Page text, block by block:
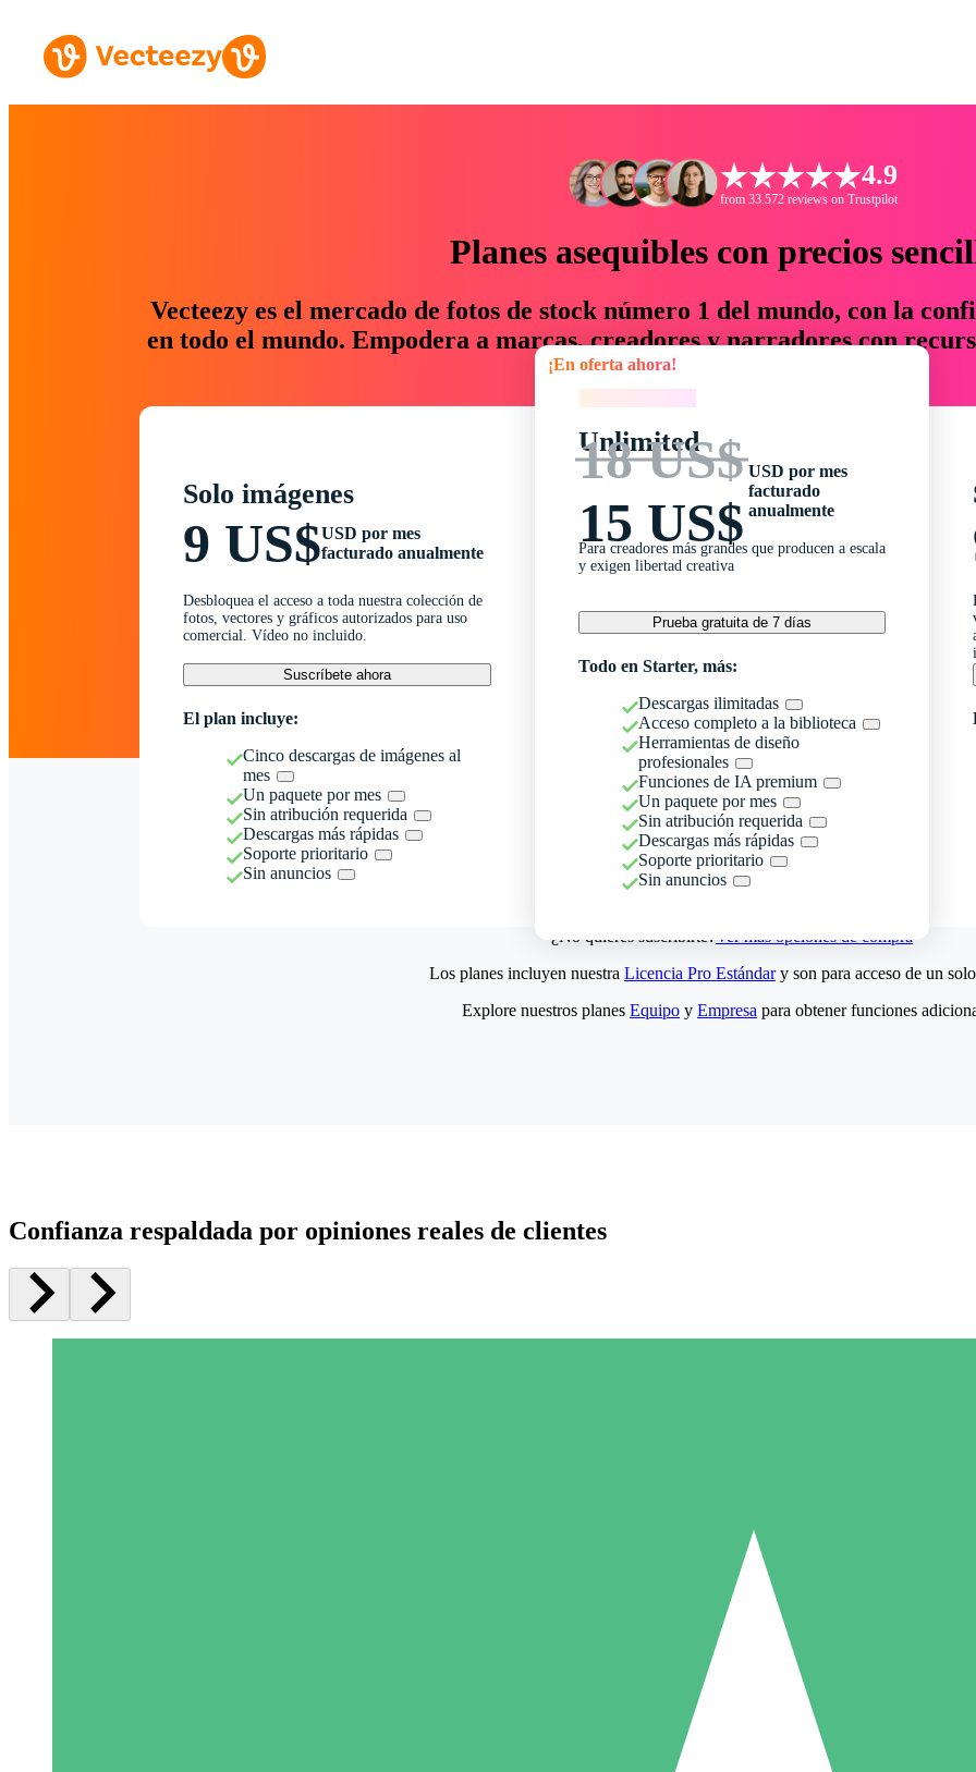
4.9
from 33.572 reviews on Trustpilot
Planes asequibles con precios
Vecteezy es el mercado de fotos de stock número 1 del mundo, con la
en todo el mundo. Empodera a marcas, creadores y narradores con
un 76 % en tiempo y presupuesto.
Solo imágenes
9 US$USD por mes
facturado anualmente
Desbloquea el acceso a toda nuestra colección de
fotos, vectores y gráficos autorizados para uso
comercial. Vídeo no incluido.
Suscríbete ahora
El plan incluye:
Cinco descargas de imágenes al
mes
Un paquete por mes
Sin atribución requerida
Descargas más rápidas
Soporte prioritario
Sin anuncios
¡En oferta ahora!
Unlimited
18 US$
15 US$
USD por mes
facturado
anualmente
Para creadores más grandes que producen a escala
y exigen libertad creativa
Prueba gratuita de 7 días
Todo en Starter, más:
Descargas ilimitadas
Acceso completo a la biblioteca
Herramientas de diseño
profesionales
Funciones de IA premium
Un paquete por mes
Sin atribución requerida
Descargas más rápidas
Soporte prioritario
Sin anuncios
¿No quieres suscribirte?Ver más opciones de compra
5 Descargas
15
Los planes incluyen nuestra Licencia Pro Estándary son para acceso de un
Explore nuestros planes Equipo y Empresa para obtener funciones
Confianza respaldada por opiniones reales de clientes